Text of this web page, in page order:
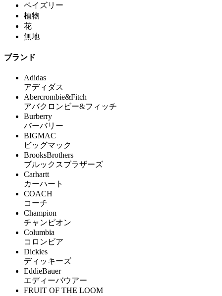
ペイズリー
植物
花
無地
ブランド
Adidas
アディダス
Abercrombie&Fitch
アバクロンビー&フィッチ
Burberry
バーバリー
BIGMAC
ビッグマック
BrooksBrothers
ブルックスブラザーズ
Carhartt
カーハート
COACH
コーチ
Champion
チャンピオン
Columbia
コロンビア
Dickies
ディッキーズ
EddieBauer
エディーバウアー
FRUIT OF THE LOOM